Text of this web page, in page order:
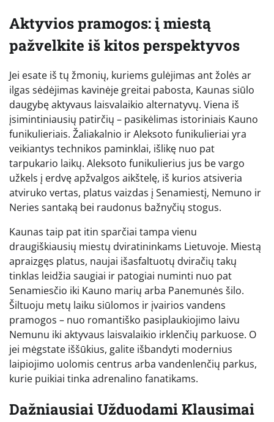
Aktyvios pramogos: į miestą
pažvelkite iš kitos perspektyvos
Jei esate iš tų žmonių, kuriems gulėjimas ant žolės ar
ilgas sėdėjimas kavinėje greitai pabosta, Kaunas siūlo
daugybę aktyvaus laisvalaikio alternatyvų. Viena iš
įsimintiniausių patirčių – pasikėlimas istoriniais Kauno
funikulieriais. Žaliakalnio ir Aleksoto funikulieriai yra
veikiantys technikos paminklai, išlikę nuo pat
tarpukario laikų. Aleksoto funikulierius jus be vargo
užkels į erdvę apžvalgos aikštelę, iš kurios atsiveria
atviruko vertas, platus vaizdas į Senamiestį, Nemuno ir
Neries santaką bei raudonus bažnyčių stogus.
Kaunas taip pat itin sparčiai tampa vienu
draugiškiausių miestų dviratininkams Lietuvoje. Miestą
apraizgęs platus, naujai išasfaltuotų dviračių takų
tinklas leidžia saugiai ir patogiai numinti nuo pat
Senamiesčio iki Kauno marių arba Panemunės šilo.
Šiltuoju metų laiku siūlomos ir įvairios vandens
pramogos – nuo romantiško pasiplaukiojimo laivu
Nemunu iki aktyvaus laisvalaikio irklenčių parkuose. O
jei mėgstate iššūkius, galite išbandyti modernius
laipiojimo uolomis centrus arba vandenlenčių parkus,
kurie puikiai tinka adrenalino fanatikams.
Dažniausiai Užduodami Klausimai